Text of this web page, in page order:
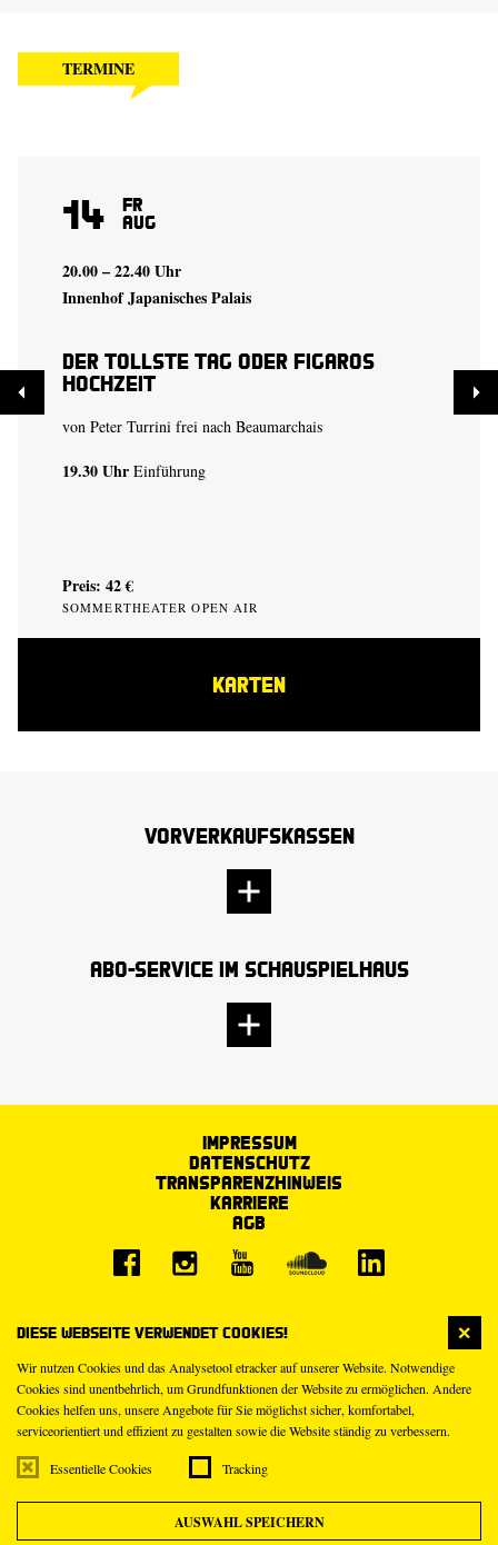
Diese Webseite verwendet Cookies!
Wir nutzen Cookies und das Analysetool etracker auf unserer Website. Notwendige
Cookies sind unentbehrlich, um Grundfunktionen der Website zu ermöglichen. Andere
Cookies helfen uns, unsere Angebote für Sie möglichst sicher, komfortabel,
serviceorientiert und effizient zu gestalten sowie die Website ständig zu verbessern.
Essentielle Cookies Tracking
AUSWAHL SPEICHERN
TERMINE
14 Fr
Aug
20.00 – 22.40 Uhr
Innenhof Japanisches Palais
Der tollste Tag oder Figaros
Hochzeit
von Peter Turrini frei nach Beaumarchais
19.30 Uhr Einführung
Preis: 42 €
SOMMERTHEATER OPEN AIR
KARTEN
Vorverkaufskassen
Abo-Service im Schauspielhaus
Impressum
Datenschutz
Transparenzhinweis
Karriere
AGB